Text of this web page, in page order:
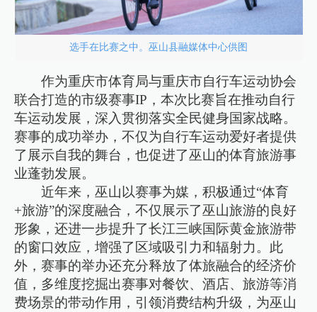
选手在比赛之中。巫山县融媒体中心供图
作为重庆市体育局与重庆市自行车运动协会
联合打造的市级赛事IP，本次比赛旨在推动自行
车运动发展，深入贯彻落实全民健身国家战略。
赛事的成功举办，不仅为自行车运动爱好者提供
了展示自我的舞台，也促进了巫山的体育旅游事
业蓬勃发展。
近年来，巫山以赛事为媒，积极通过“体育
+旅游”的深度融合，不仅展示了巫山旅游的良好
形象，还进一步提升了长江三峡国际黄金旅游带
的窗口效应，增强了区域吸引力和辐射力。此
外，赛事的举办还充分释放了体旅融合的经济价
值，多维度挖掘出赛事对餐饮、酒店、旅游等消
费场景的带动作用，引领消费结构升级，为巫山